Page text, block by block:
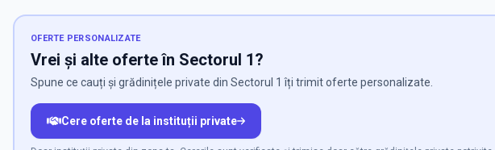
OFERTE PERSONALIZATE
Vrei și alte oferte în Sectorul 1?
Spune ce cauți și grădinițele private din Sectorul 1 îți trimit oferte personalizate.
Cere oferte de la instituții private